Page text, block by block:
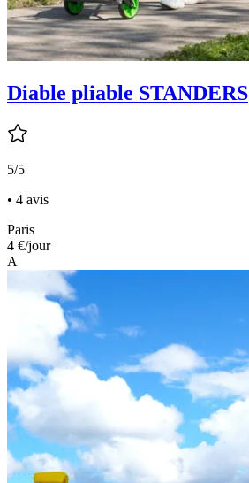
Diable pliable STANDERS
5/5
• 4 avis
Paris
4 €/jour
A